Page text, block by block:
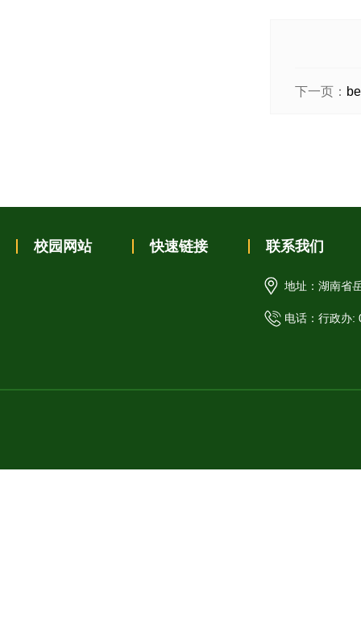
下一页：
校园网站 快速链接 联系我们
地址：湖南省
电话：行政办